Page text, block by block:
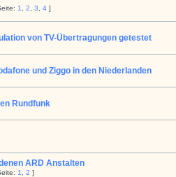
1 2 3 4 ]
von TV-Übertragungen getestet
und Ziggo in den Niederlanden
Rundfunk
ARD Anstalten
1 2 ]